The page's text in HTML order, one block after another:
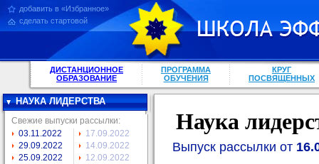
добавить в «Избранное»
сделать стартовой
ДИСТАНЦИОННОЕ
ОБРАЗОВАНИЕ
ПРОГРАММА
ОБУЧЕНИЯ
КРУГ
ПОСВЯЩЕННЫХ
НАУКА ЛИДЕРСТВА
Свежие выпуски рассылки:
03.11.2022
29.09.2022
25.09.2022
17.09.2022
14.09.2022
12.09.2022
Наука
Выпуск рассылки от